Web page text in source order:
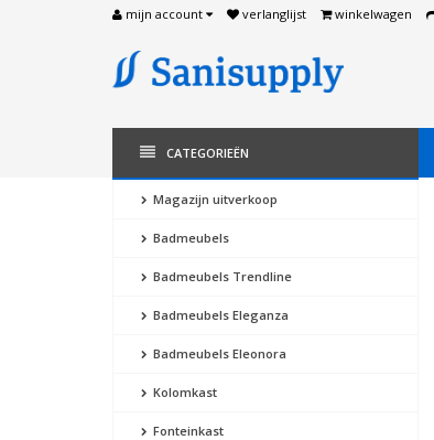
mijn account verlanglijst winkelwagen
CATEGORIEËN
Magazijn uitverkoop
Badmeubels
Badmeubels Trendline
Badmeubels Eleganza
Badmeubels Eleonora
Kolomkast
Fonteinkast